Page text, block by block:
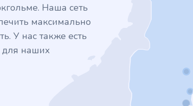
Наша сеть
максимально
У нас также есть
для наших